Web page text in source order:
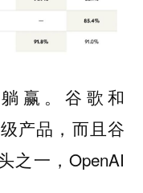
赢。谷歌和
产品，而且谷
之一，OpenAI